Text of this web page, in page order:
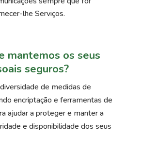
lhe Serviços.
mantemos os seus
seguros?
de medidas de
encriptação e ferramentas de
ajudar a proteger e manter a
e disponibilidade dos seus